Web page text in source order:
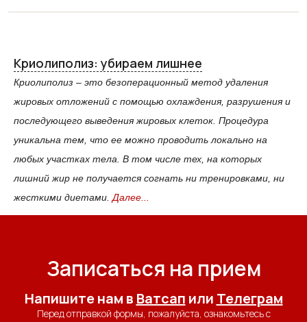
Криолиполиз: убираем лишнее
Криолиполиз – это безоперационный метод удаления
жировых отложений с помощью охлаждения, разрушения и
последующего выведения жировых клеток. Процедура
уникальна тем, что ее можно проводить локально на
любых участках тела. В том числе тех, на которых
лишний жир не получается согнать ни тренировками, ни
жесткими диетами.Далее...
Записаться на прием
Напишите нам в Ватсап или Телеграм
Перед отправкой формы, пожалуйста, ознакомьтесь с